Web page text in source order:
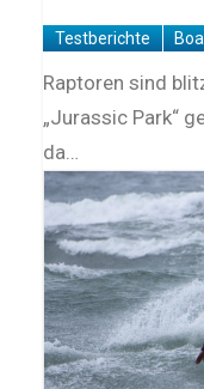
Testberichte
Raptoren sind
„Jurassic Park“
da…